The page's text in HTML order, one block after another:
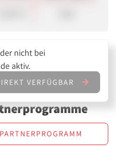
nicht bei
aktiv.
VERFÜGBAR